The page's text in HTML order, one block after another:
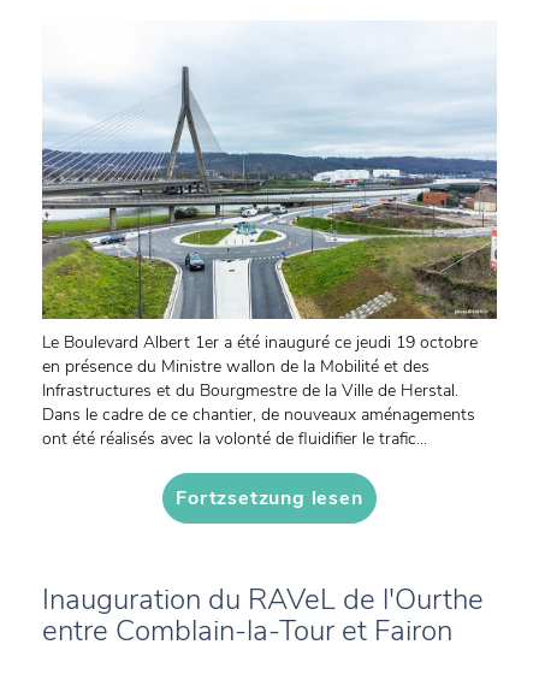
Le Boulevard Albert 1er a été inauguré ce jeudi 19 octobre
en présence du Ministre wallon de la Mobilité et des
Infrastructures et du Bourgmestre de la Ville de Herstal.
Dans le cadre de ce chantier, de nouveaux aménagements
ont été réalisés avec la volonté de fluidifier le trafic...
Fortzsetzung lesen
Inauguration du RAVeL de l'Ourthe
entre Comblain-la-Tour et Fairon